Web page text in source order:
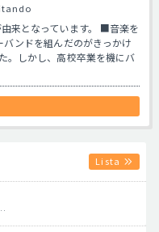
来となっています。 ■音楽を
ンドを組んだのがきっかけ
。しかし、高校卒業を機にバ
Lista